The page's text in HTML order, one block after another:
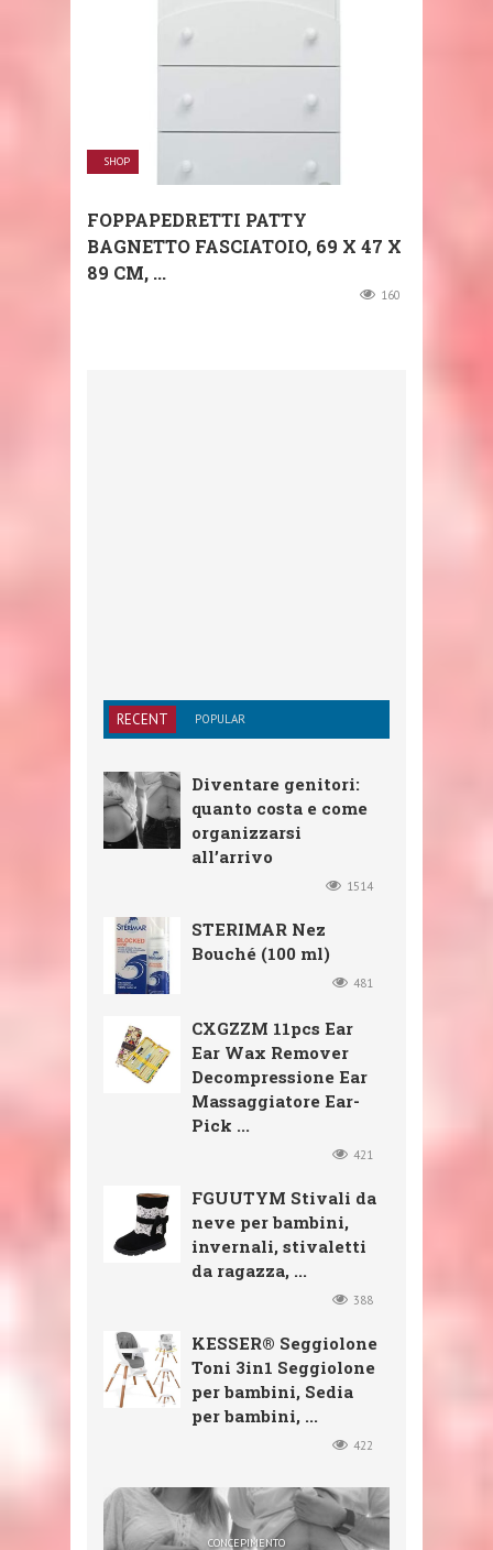
SHOP
FOPPAPEDRETTI PATTY
BAGNETTO FASCIATOIO, ‎69 X 47 X
89 CM, ...
160
RECENT POPULAR
Diventare genitori:
quanto costa e come
organizzarsi
all’arrivo
1514
STERIMAR Nez
Bouché (100 ml)
481
CXGZZM 11pcs Ear
Ear Wax Remover
Decompressione Ear
Massaggiatore Ear-
Pick ...
421
FGUUTYM Stivali da
neve per bambini,
invernali, stivaletti
da ragazza, ...
388
KESSER® Seggiolone
Toni 3in1 Seggiolone
per bambini, Sedia
per bambini, ...
422
CONCEPIMENTO
SHOP
SHOP
SHOP